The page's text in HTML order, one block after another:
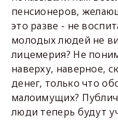
пенсионеров,
это разве - не
молодых людей не
лицемерия? Не
наверху, наверное,
денег, только что
малоимущих?
люди теперь будут